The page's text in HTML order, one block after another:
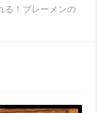
る！ブレーメンの